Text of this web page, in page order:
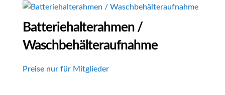
Batteriehalterahmen /
Waschbehälteraufnahme
Preise nur für Mitglieder